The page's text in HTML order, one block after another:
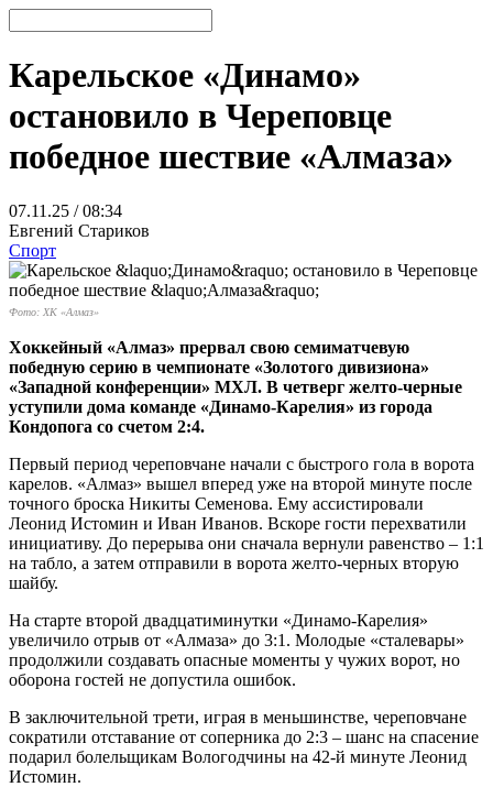
Карельское «Динамо»
остановило в Череповце
победное шествие «Алмаза»
07.11.25 / 08:34
Евгений Стариков
Спорт
Фото: ХК «Алмаз»
Хоккейный «Алмаз» прервал свою семиматчевую
победную серию в чемпионате «Золотого дивизиона»
«Западной конференции» МХЛ. В четверг желто-черные
уступили дома команде «Динамо-Карелия» из города
Кондопога со счетом 2:4.
Первый период череповчане начали с быстрого гола в ворота
карелов. «Алмаз» вышел вперед уже на второй минуте после
точного броска Никиты Семенова. Ему ассистировали
Леонид Истомин и Иван Иванов. Вскоре гости перехватили
инициативу. До перерыва они сначала вернули равенство – 1:1
на табло, а затем отправили в ворота желто-черных вторую
шайбу.
На старте второй двадцатиминутки «Динамо-Карелия»
увеличило отрыв от «Алмаза» до 3:1. Молодые «сталевары»
продолжили создавать опасные моменты у чужих ворот, но
оборона гостей не допустила ошибок.
В заключительной трети, играя в меньшинстве, череповчане
сократили отставание от соперника до 2:3 – шанс на спасение
подарил болельщикам Вологодчины на 42-й минуте Леонид
Истомин.